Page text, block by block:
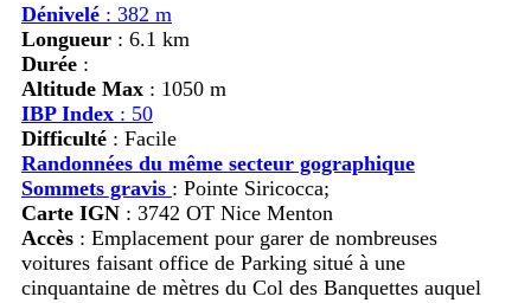
Dénivelé : 382 m
Longueur : 6.1 km
Durée :
Altitude Max : 1050 m
IBP Index : 50
Difficulté : Facile
Randonnées du même secteur gographique
Sommets gravis : Pointe Siricocca;
Carte IGN : 3742 OT Nice Menton
Accès : Emplacement pour garer de nombreuses
voitures faisant office de Parking situé à une
cinquantaine de mètres du Col des Banquettes auquel